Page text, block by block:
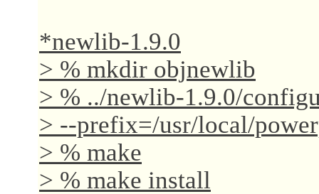
*newlib-1.9.0
> % mkdir objnewlib
> % ../newlib-1.9.0/
> --prefix=/usr/local/
> % make
> % make install